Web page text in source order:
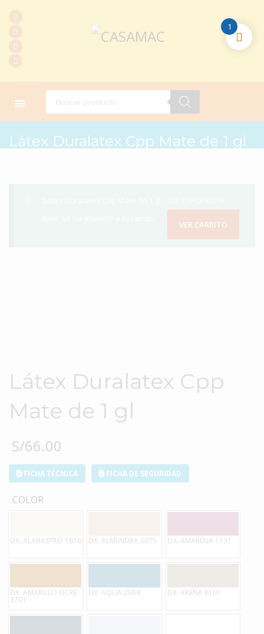
Products
Látex Duralatex Cpp Mate de 1 gl
VER CARRITO
Látex Duralatex Cpp
Mate de 1 gl
S/66.00
FICHA TÉCNICA FICHA DE SEGURIDAD
COLOR
DX. ALABASTRO 1670 DX. ALMENDRA 0375 DX. AMARENA 1131
DX. AMARILLO OCRE
3701
DX. AQUA 2654 DX. ARENA 8101
1